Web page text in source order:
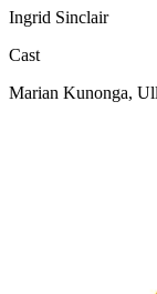
Ingrid Sinclair
Cast
Marian Kunonga,